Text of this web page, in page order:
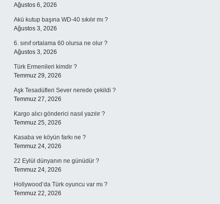
Ağustos 6, 2026
Akü kutup başına WD-40 sıkılır mı ?
Ağustos 3, 2026
6. sınıf ortalama 60 olursa ne olur ?
Ağustos 3, 2026
Türk Ermenileri kimdir ?
Temmuz 29, 2026
Aşk Tesadüfleri Sever nerede çekildi ?
Temmuz 27, 2026
Kargo alıcı gönderici nasıl yazılır ?
Temmuz 25, 2026
Kasaba ve köyün farkı ne ?
Temmuz 24, 2026
22 Eylül dünyanın ne günüdür ?
Temmuz 24, 2026
Hollywood’da Türk oyuncu var mı ?
Temmuz 22, 2026